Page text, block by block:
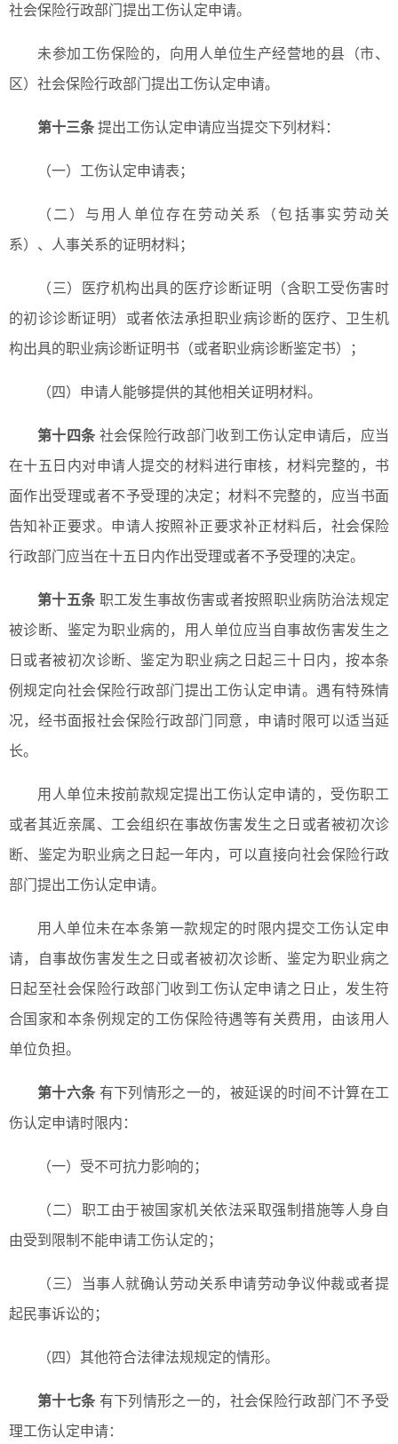
社会保险行政部门提出工伤认定申请。
未参加工伤保险的，向用人单位生产经营地的县（市、
区）社会保险行政部门提出工伤认定申请。
第十三条 提出工伤认定申请应当提交下列材料：
（一）工伤认定申请表；
（二）与用人单位存在劳动关系（包括事实劳动关
系）、人事关系的证明材料；
（三）医疗机构出具的医疗诊断证明（含职工受伤害时
的初诊诊断证明）或者依法承担职业病诊断的医疗、卫生机
构出具的职业病诊断证明书（或者职业病诊断鉴定书）；
（四）申请人能够提供的其他相关证明材料。
第十四条 社会保险行政部门收到工伤认定申请后，应当
在十五日内对申请人提交的材料进行审核，材料完整的，书
面作出受理或者不予受理的决定；材料不完整的，应当书面
告知补正要求。申请人按照补正要求补正材料后，社会保险
行政部门应当在十五日内作出受理或者不予受理的决定。
第十五条 职工发生事故伤害或者按照职业病防治法规定
被诊断、鉴定为职业病的，用人单位应当自事故伤害发生之
日或者被初次诊断、鉴定为职业病之日起三十日内，按本条
例规定向社会保险行政部门提出工伤认定申请。遇有特殊情
况，经书面报社会保险行政部门同意，申请时限可以适当延
长。
用人单位未按前款规定提出工伤认定申请的，受伤职工
或者其近亲属、工会组织在事故伤害发生之日或者被初次诊
断、鉴定为职业病之日起一年内，可以直接向社会保险行政
部门提出工伤认定申请。
用人单位未在本条第一款规定的时限内提交工伤认定申
请，自事故伤害发生之日或者被初次诊断、鉴定为职业病之
日起至社会保险行政部门收到工伤认定申请之日止，发生符
合国家和本条例规定的工伤保险待遇等有关费用，由该用人
单位负担。
第十六条 有下列情形之一的，被延误的时间不计算在工
伤认定申请时限内：
（一）受不可抗力影响的；
（二）职工由于被国家机关依法采取强制措施等人身自
由受到限制不能申请工伤认定的；
（三）当事人就确认劳动关系申请劳动争议仲裁或者提
起民事诉讼的；
（四）其他符合法律法规规定的情形。
第十七条 有下列情形之一的，社会保险行政部门不予受
理工伤认定申请：